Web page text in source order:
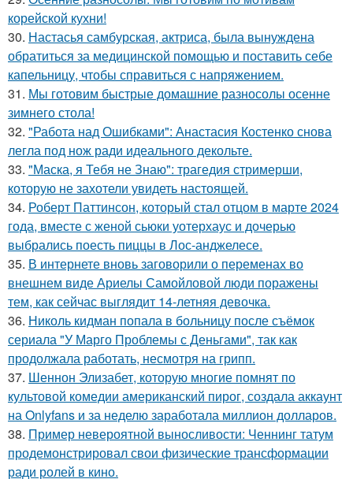
корейской кухни!
30. Настасья самбурская, актриса, была вынуждена
обратиться за медицинской помощью и поставить себе
капельницу, чтобы справиться с напряжением.
31. Мы готовим быстрые домашние разносолы осенне
зимнего стола!
32. "Работа над Ошибками": Анастасия Костенко снова
легла под нож ради идеального декольте.
33. "Маска, я Тебя не Знаю": трагедия стримерши,
которую не захотели увидеть настоящей.
34. Роберт Паттинсон, который стал отцом в марте 2024
года, вместе с женой сьюки уотерхаус и дочерью
выбрались поесть пиццы в Лос-анджелесе.
35. В интернете вновь заговорили о переменах во
внешнем виде Ариелы Самойловой люди поражены
тем, как сейчас выглядит 14-летняя девочка.
36. Николь кидман попала в больницу после съёмок
сериала "У Марго Проблемы с Деньгами", так как
продолжала работать, несмотря на грипп.
37. Шеннон Элизабет, которую многие помнят по
культовой комедии американский пирог, создала аккаунт
на Onlyfans и за неделю заработала миллион долларов.
38. Пример невероятной выносливости: Ченнинг татум
продемонстрировал свои физические трансформации
ради ролей в кино.